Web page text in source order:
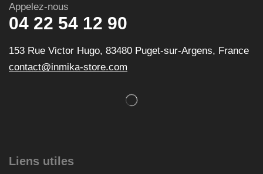
Appelez-nous
04 22 54 12 90
153 Rue Victor Hugo, 83480 Puget-sur-Argens, France
contact@inmika-store.com
Liens utiles